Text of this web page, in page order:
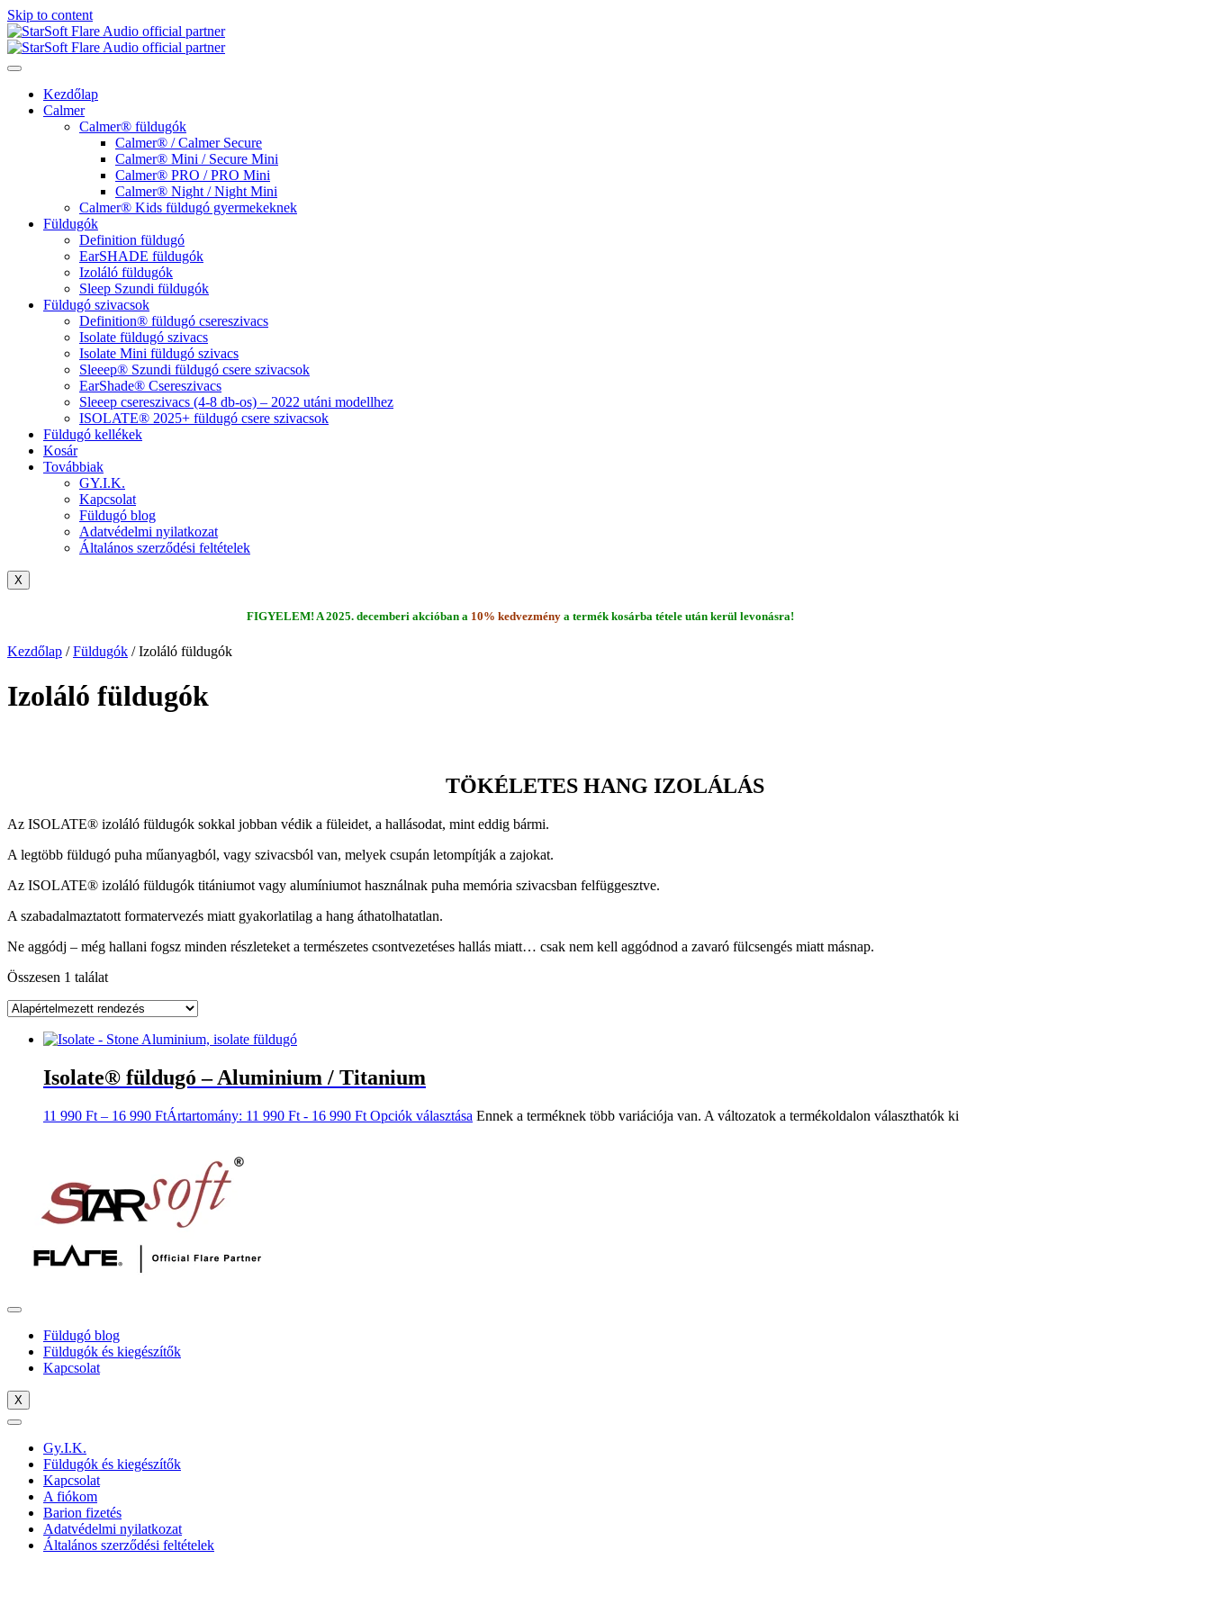
Skip to content
Kezdőlap
Calmer
Calmer® füldugók
Calmer® / Calmer Secure
Calmer® Mini / Secure Mini
Calmer® PRO / PRO Mini
Calmer® Night / Night Mini
Calmer® Kids füldugó gyermekeknek
Füldugók
Definition füldugó
EarSHADE füldugók
Izoláló füldugók
Sleep Szundi füldugók
Füldugó szivacsok
Definition® füldugó csereszivacs
Isolate füldugó szivacs
Isolate Mini füldugó szivacs
Sleeep® Szundi füldugó csere szivacsok
EarShade® Csereszivacs
Sleeep csereszivacs (4-8 db-os) – 2022 utáni modellhez
ISOLATE® 2025+ füldugó csere szivacsok
Füldugó kellékek
Kosár
Továbbiak
GY.I.K.
Kapcsolat
Füldugó blog
Adatvédelmi nyilatkozat
Általános szerződési feltételek
X
FIGYELEM! A 2025. decemberi akcióban a 10% kedvezmény a termék kosárba tétele után kerül levonásra!
Kezdőlap /Füldugók / Izoláló füldugók
Izoláló füldugók
TÖKÉLETES HANG IZOLÁLÁS
Az ISOLATE® izoláló füldugók sokkal jobban védik a füleidet, a hallásodat, mint eddig bármi.
A legtöbb füldugó puha műanyagból, vagy szivacsból van, melyek csupán letompítják a zajokat.
Az ISOLATE® izoláló füldugók titániumot vagy alumíniumot használnak puha memória szivacsban felfüggesztve.
A szabadalmaztatott formatervezés miatt gyakorlatilag a hang áthatolhatatlan.
Ne aggódj – még hallani fogsz minden részleteket a természetes csontvezetéses hallás miatt… csak nem kell aggódnod a zavaró fülcsengés miatt másnap.
Összesen 1 találat
Isolate® füldugó – Aluminium / Titanium
11 990 Ft – 16 990 FtÁrtartomány: 11 990 Ft - 16 990 Ft Opciók választása Ennek a terméknek több variációja van. A változatok a termékoldalon választhatók ki
Füldugó blog
Füldugók és kiegészítők
Kapcsolat
X
Gy.I.K.
Füldugók és kiegészítők
Kapcsolat
A fiókom
Barion fizetés
Adatvédelmi nyilatkozat
Általános szerződési feltételek